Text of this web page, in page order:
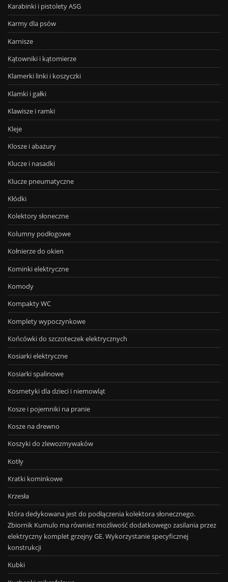
Karabinki i pistolety ASG
Karmy dla psów
Karnisze
Kątowniki i kątomierze
Klamerki linki i koszyczki
Klamki i gałki
Klawisze i ramki
Kleje
Klosze i abażury
Klucze i nasadki
Klucze pneumatyczne
Kłódki
Kolektory słoneczne
Kolumny podłogowe
Kołnierze do okien
Kominki elektryczne
Komody
Kompakty WC
Komplety wypoczynkowe
Końcówki do szczoteczek elektrycznych
Kosiarki elektryczne
Kosiarki spalinowe
Kosmetyki dla dzieci i niemowląt
Kosze i pojemniki na pranie
Kosze na drewno
Koszyki do zlewozmywaków
Kotły
Kratki kominkowe
Krzesła
która dedykowana jest do podłączenia kolektora słonecznego.
Zbiornik Kumulo ma również możliwość dodatkowego zasilania przez
elektryczny komplet grzejny GE. Wykorzystanie specyficznej
konstrukcji
Kubki